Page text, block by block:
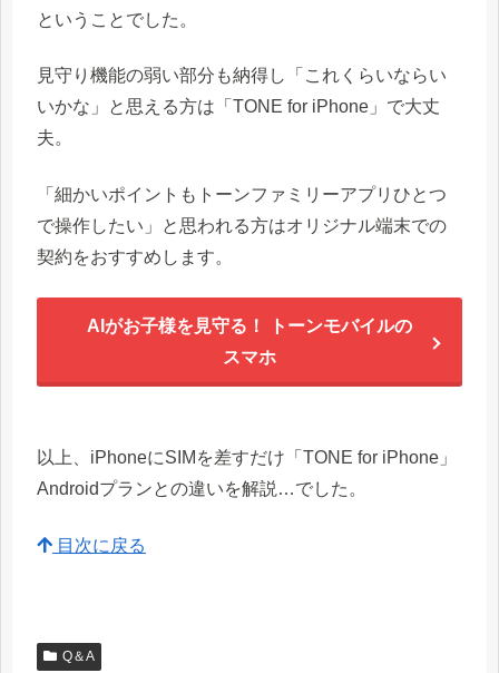
ということでした。
見守り機能の弱い部分も納得し「これくらいならい
いかな」と思える方は「TONE for iPhone」で大丈
夫。
「細かいポイントもトーンファミリーアプリひとつ
で操作したい」と思われる方はオリジナル端末での
契約をおすすめします。
AIがお子様を見守る！ トーンモバイルの
スマホ
以上、iPhoneにSIMを差すだけ「TONE for iPhone」
Androidプランとの違いを解説…でした。
目次に戻る
Q＆A